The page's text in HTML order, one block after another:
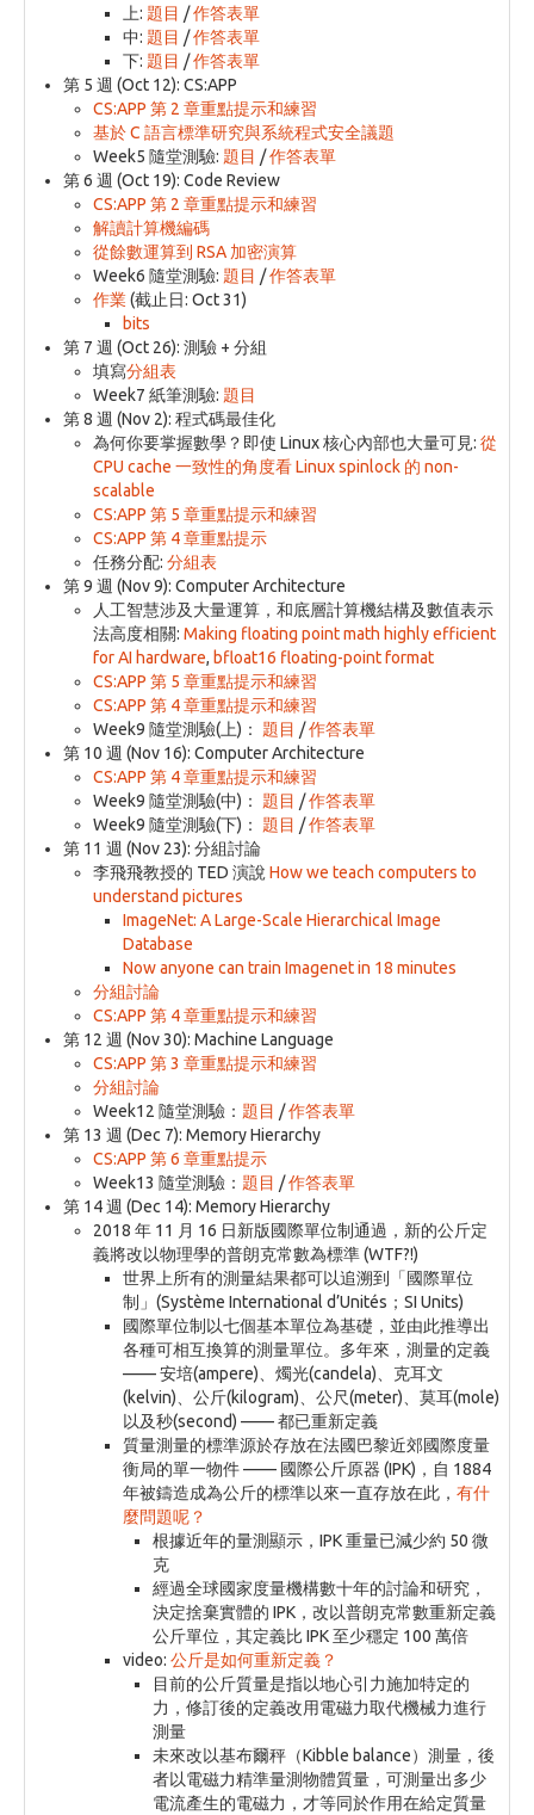
上: 題目 /作答表單
中: 題目 /作答表單
下: 題目 /作答表單
第 5 週 (Oct 12): CS:APP
CS:APP 第 2 章重點提示和練習
基於 C 語言標準研究與系統程式安全議題
Week5 隨堂測驗: 題目 /作答表單
第 6 週 (Oct 19): Code Review
CS:APP 第 2 章重點提示和練習
解讀計算機編碼
從餘數運算到 RSA 加密演算
Week6 隨堂測驗: 題目 /作答表單
作業(截止日: Oct 31)
bits
第 7 週 (Oct 26): 測驗 + 分組
填寫分組表
Week7 紙筆測驗: 題目
第 8 週 (Nov 2): 程式碼最佳化
為何你要掌握數學？即使 Linux 核心內部也大量可見: 從
CPU cache 一致性的角度看 Linux spinlock 的 non-
scalable
CS:APP 第 5 章重點提示和練習
CS:APP 第 4 章重點提示
任務分配: 分組表
第 9 週 (Nov 9): Computer Architecture
人工智慧涉及大量運算，和底層計算機結構及數值表示
法高度相關: Making floating point math highly efficient
for AI hardware, bfloat16 floating-point format
CS:APP 第 5 章重點提示和練習
CS:APP 第 4 章重點提示和練習
Week9 隨堂測驗(上)： 題目 /作答表單
第 10 週 (Nov 16): Computer Architecture
CS:APP 第 4 章重點提示和練習
Week9 隨堂測驗(中)： 題目 /作答表單
Week9 隨堂測驗(下)： 題目 /作答表單
第 11 週 (Nov 23): 分組討論
李飛飛教授的 TED 演說 How we teach computers to
understand pictures
ImageNet: A Large-Scale Hierarchical Image
Database
Now anyone can train Imagenet in 18 minutes
分組討論
CS:APP 第 4 章重點提示和練習
第 12 週 (Nov 30): Machine Language
CS:APP 第 3 章重點提示和練習
分組討論
Week12 隨堂測驗： 題目 /作答表單
第 13 週 (Dec 7): Memory Hierarchy
CS:APP 第 6 章重點提示
Week13 隨堂測驗： 題目 /作答表單
第 14 週 (Dec 14): Memory Hierarchy
2018 年 11 月 16 日新版國際單位制通過，新的公斤定
義將改以物理學的普朗克常數為標準 (WTF?!)
世界上所有的測量結果都可以追溯到「國際單位
制」(Système International d’Unités；SI Units)
國際單位制以七個基本單位為基礎，並由此推導出
各種可相互換算的測量單位。多年來，測量的定義
—— 安培(ampere)、燭光(candela)、克耳文
(kelvin)、公斤(kilogram)、公尺(meter)、莫耳(mole)
以及秒(second) —— 都已重新定義
質量測量的標準源於存放在法國巴黎近郊國際度量
衡局的單一物件 —— 國際公斤原器 (IPK)，自 1884
年被鑄造成為公斤的標準以來一直存放在此， 有什
麼問題呢？
根據近年的量測顯示，IPK 重量已減少約 50 微
克
經過全球國家度量機構數十年的討論和研究，
決定捨棄實體的 IPK，改以普朗克常數重新定義
公斤單位，其定義比 IPK 至少穩定 100 萬倍
video: 公斤是如何重新定義？
目前的公斤質量是指以地心引力施加特定的
力，修訂後的定義改用電磁力取代機械力進行
測量
未來改以基布爾秤（Kibble balance）測量，後
者以電磁力精準量測物體質量，可測量出多少
電流產生的電磁力，才等同於作用在給定質量